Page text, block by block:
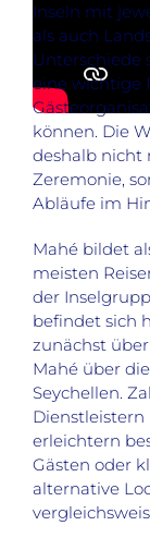
Inseln mit
als auch
Unterschiede
eine wichtige
können. Die
deshalb nicht
Zeremonie,
Abläufe im
Mahé bildet
meisten
der
befindet sich
zunächst
Mahé über
Seychellen.
Dienstleistern
erleichtern
Gästen oder
alternative